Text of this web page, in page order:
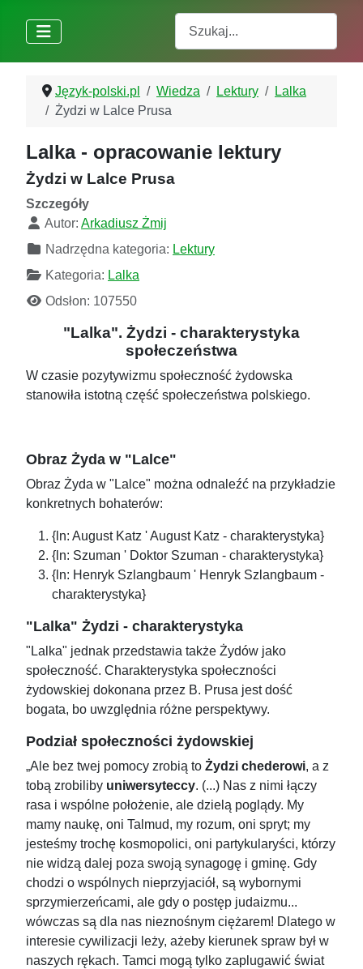
Język-polski.pl Wiedza Lektury
Lalka
Żydzi w Lalce Prusa
Lalka - opracowanie lektury
Żydzi w Lalce Prusa
Szczegóły
Autor: Arkadiusz Żmij
Nadrzędna kategoria: Lektury
Kategoria: Lalka
Odsłon: 107550
"Lalka". Żydzi - charakterystyka
społeczeństwa
W czasie pozytywizmu społeczność żydowska
stanowiła istotną część społeczeństwa polskiego.
Obraz Żyda w "Lalce"
Obraz Żyda w "Lalce" można odnaleźć na przykładzie
konkretnych bohaterów:
{ln: August Katz ' August Katz - charakterystyka}
{ln: Szuman ' Doktor Szuman - charakterystyka}
{ln: Henryk Szlangbaum ' Henryk Szlangbaum -
charakterystyka}
"Lalka" Żydzi - charakterystyka
"Lalka" jednak przedstawia także Żydów jako
społeczność. Charakterystyka społeczności
żydowskiej dokonana przez B. Prusa jest dość
bogata, bo uwzględnia różne perspektywy.
Podział społeczności żydowskiej
„Ale bez twej pomocy zrobią to Żydzi chederowi, a z
tobą zrobiliby uniwersyteccy. (...) Nas z nimi łączy
rasa i wspólne położenie, ale dzielą poglądy. My
mamy naukę, oni Talmud, my rozum, oni spryt; my
jesteśmy trochę kosmopolici, oni partykularyści, którzy
nie widzą dalej poza swoją synagogę i gminę. Gdy
chodzi o wspólnych nieprzyjaciół, są wybornymi
sprzymierzeńcami, ale gdy o postęp judaizmu...
wówczas są dla nas nieznośnym ciężarem! Dlatego w
interesie cywilizacji leży, ażeby kierunek spraw był w
naszych rękach. Tamci mogą tylko zaplugawić świat